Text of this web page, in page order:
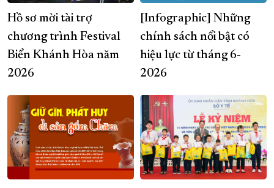
Hồ sơ mời tài trợ
chương trình Festival
Biển Khánh Hòa năm
2026
[Infographic] Những
chính sách nổi bật có
hiệu lực từ tháng 6-
2026